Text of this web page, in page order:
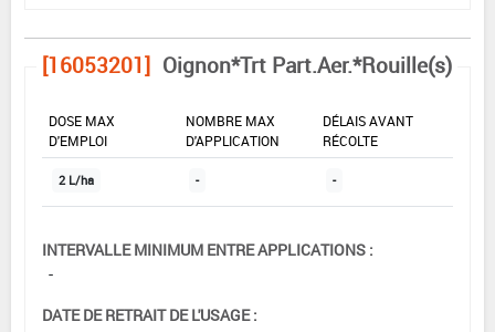
[16053201] Oignon*Trt Part.Aer.*Rouille(s)
DOSE MAX
D'EMPLOI
NOMBRE MAX
D'APPLICATION
DÉLAIS AVANT
RÉCOLTE
2 L/ha - -
INTERVALLE MINIMUM ENTRE APPLICATIONS :
-
DATE DE RETRAIT DE L'USAGE :